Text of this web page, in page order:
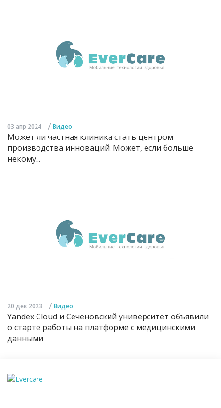
03 апр 2024 / Видео
Может ли частная клиника стать центром
производства инноваций. Может, если больше
некому...
20 дек 2023 / Видео
Yandex Cloud и Сеченовский университет объявили
о старте работы на платформе с медицинскими
данными